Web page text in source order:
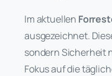
Im aktuellen
ausgezeichnet.
sondern Sicherheit
Fokus auf die